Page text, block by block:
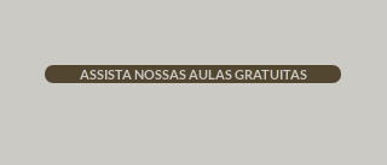
ASSISTA NOSSAS AULAS GRATUITAS